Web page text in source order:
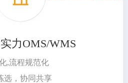
力OMS/WMS
,流程规范化
选，协同共享